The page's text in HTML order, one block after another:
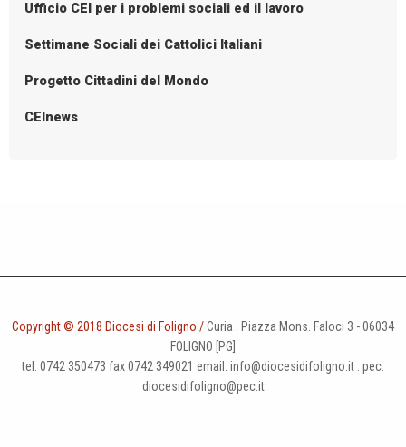
Ufficio CEI per i problemi sociali ed il lavoro
Settimane Sociali dei Cattolici Italiani
Progetto Cittadini del Mondo
CEInews
Copyright © 2018 Diocesi di Foligno /Curia . Piazza Mons. Faloci 3 - 06034
FOLIGNO [PG]
tel. 0742 350473 fax 0742 349021 email: info@diocesidifoligno.it . pec:
diocesidifoligno@pec.it